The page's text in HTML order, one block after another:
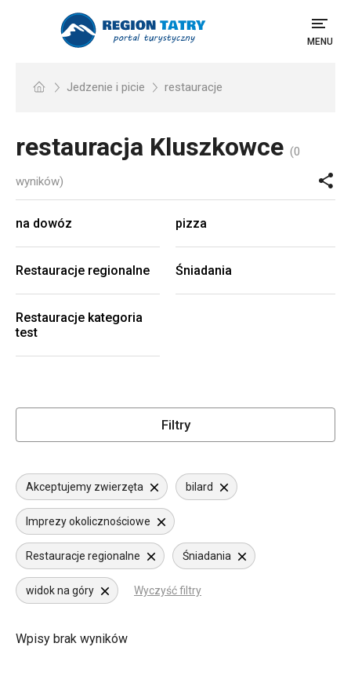
MENU
Jedzenie i picie restauracje
restauracja Kluszkowce (0
wyników)
na dowóz pizza
Restauracje regionalne Śniadania
Restauracje kategoria
test
Filtry
Akceptujemy zwierzęta bilard
Imprezy okolicznościowe
Restauracje regionalne Śniadania
widok na góry Wyczyść filtry
Wpisy brak wyników